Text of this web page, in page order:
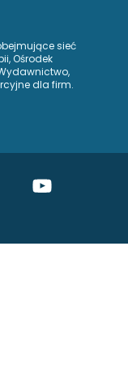
sieć
Ośrodek
dla firm.